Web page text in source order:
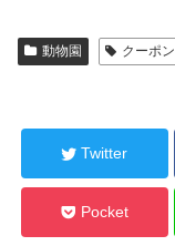
動物園 クーポン
Twitter
Pocket